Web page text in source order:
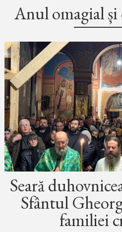
Anul omagial
Seară
Sfântul
familiei